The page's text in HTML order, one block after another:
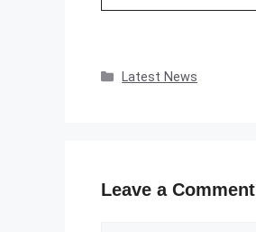
Categories
Latest News
Leave a Comment